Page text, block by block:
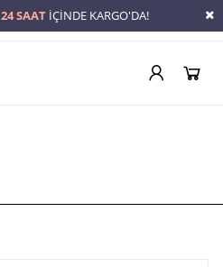
24 SAATİÇİNDE KARGO'DA!